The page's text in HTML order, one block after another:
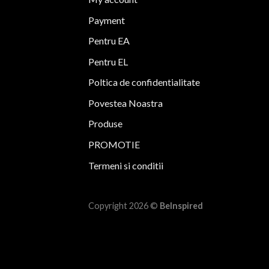
Payment
Pentru EA
Pentru EL
Poltica de confidentialitate
Povestea Noastra
Produse
PROMOTIE
Termeni si conditii
Copyright 2026 © BeInspired